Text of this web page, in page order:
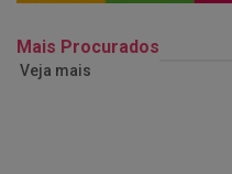
Mais Procurados
Veja mais